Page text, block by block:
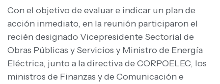
Con el objetivo de evaluar e indicar un plan de
acción inmediato, en la reunión participaron el
recién designado Vicepresidente Sectorial de
Obras Públicas y Servicios y Ministro de Energía
Eléctrica, junto a la directiva de CORPOELEC, los
ministros de Finanzas y de Comunicación e